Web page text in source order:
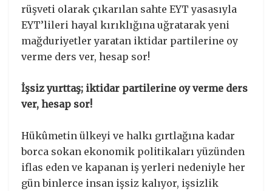
rüşveti olarak çıkarılan sahte EYT yasasıyla
EYT’lileri hayal kırıklığına uğratarak yeni
mağduriyetler yaratan iktidar partilerine oy
verme ders ver, hesap sor!
İşsiz yurttaş; iktidar partilerine oy verme ders
ver, hesap sor!
Hükûmetin ülkeyi ve halkı gırtlağına kadar
borca sokan ekonomik politikaları yüzünden
iflas eden ve kapanan iş yerleri nedeniyle her
gün binlerce insan işsiz kalıyor, işsizlik